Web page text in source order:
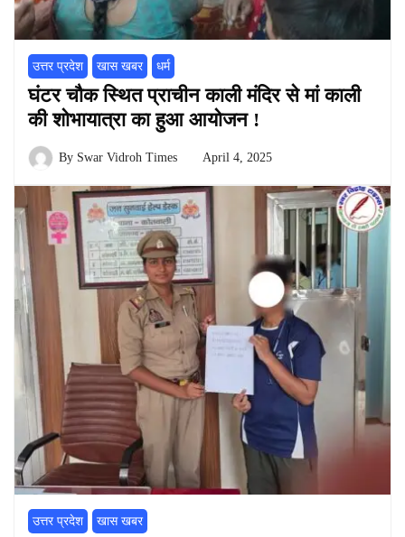
उत्तर प्रदेश खास खबर धर्म
घंटर चौक स्थित प्राचीन काली मंदिर से मां काली
की शोभायात्रा का हुआ आयोजन !
By Swar Vidroh Times April 4, 2025
उत्तर प्रदेश खास खबर